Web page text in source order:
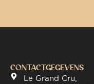
CONTACTGEGEVENS
Le Grand Cru,